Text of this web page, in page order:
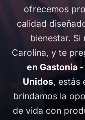
ofrecemos
calidad
bienestar. Si
Carolina, y te
en Gastonia
Unidos, estás
brindamos la
de vida con